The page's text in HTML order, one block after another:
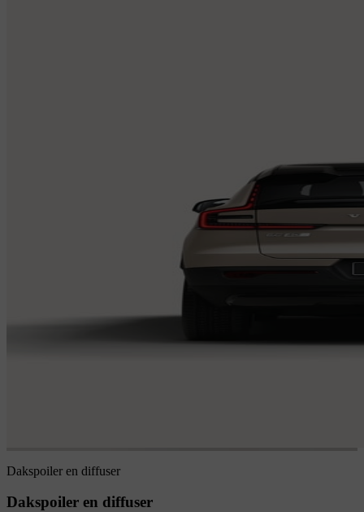
Dakspoiler en diffuser
Dakspoiler en diffuser